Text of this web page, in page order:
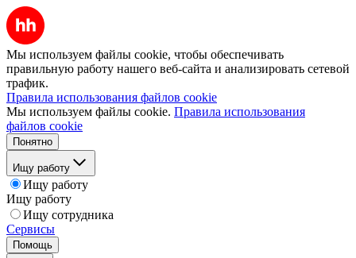
Мы используем файлы cookie, чтобы обеспечивать
правильную работу нашего веб-сайта и анализировать сетевой
трафик.
Правила использования файлов cookie
Мы используем файлы cookie. Правила использования
файлов cookie
Понятно
Ищу работу
Ищу работу
Ищу работу
Ищу сотрудника
Сервисы
Помощь